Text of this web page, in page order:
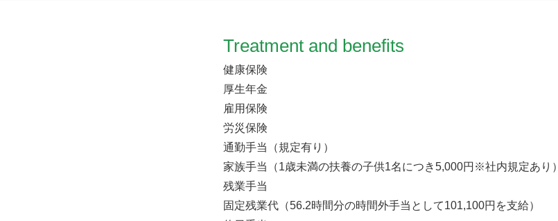
Treatment and benefits
健康保険
厚生年金
雇用保険
労災保険
通勤手当（規定有り）
家族手当（1歳未満の扶養の子供1名につき5,000円※社内規定あり）
残業手当
固定残業代（56.2時間分の時間外手当として101,100円を支給）